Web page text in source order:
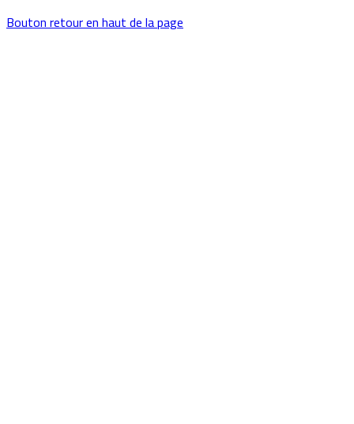
Bouton retour en haut de la page